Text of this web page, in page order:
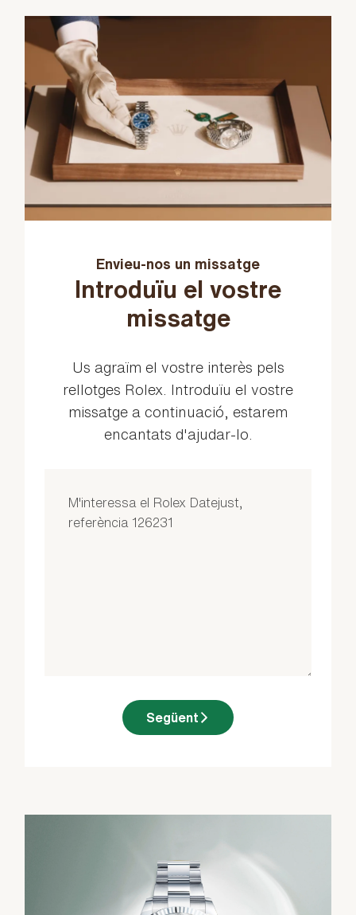
Envieu-nos un missatge
Introduïu el vostre
missatge
Us agraïm el vostre interès pels
rellotges Rolex. Introduïu el vostre
missatge a continuació, estarem
encantats d'ajudar-lo.
Següent